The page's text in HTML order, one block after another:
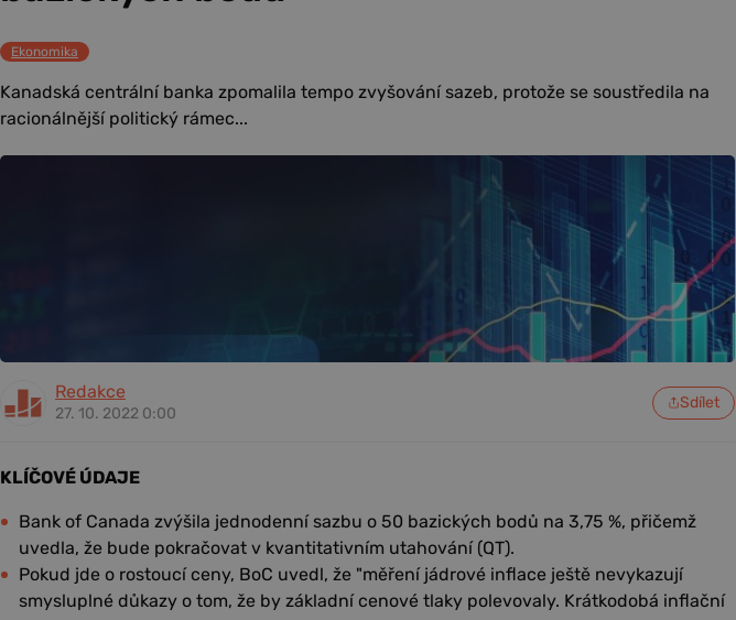
Ekonomika
Kanadská centrální banka zpomalila tempo zvyšování sazeb, protože se soustředila na
racionálnější politický rámec...
Redakce
27. 10. 2022 0:00
Sdílet
KLÍČOVÉ ÚDAJE
Bank of Canada zvýšila jednodenní sazbu o 50 bazických bodů na 3,75 %, přičemž
uvedla, že bude pokračovat v kvantitativním utahování (QT).
Pokud jde o rostoucí ceny, BoC uvedl, že "měření jádrové inflace ještě nevykazují
smysluplné důkazy o tom, že by základní cenové tlaky polevovaly. Krátkodobá inflační